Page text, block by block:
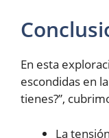
En esta
escondidas en
tienes?”,
La